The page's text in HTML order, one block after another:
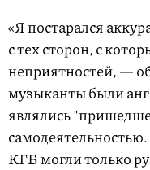
«Я постарался
с тех сторон, с
неприятностей, —
музыканты были
являлись
КГБ могли только